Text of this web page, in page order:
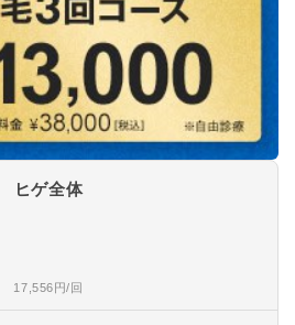
ヒゲ全体
17,556円/回